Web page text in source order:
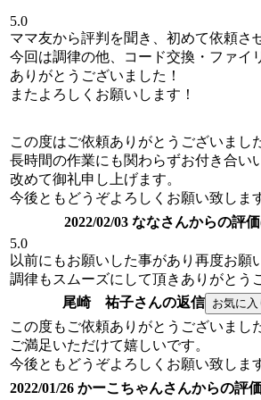
5.0
ママ友から評判を聞き、初めて依頼さ
今回は調律の他、コード交換・ファイ
ありがとうございました！
またよろしくお願いします！
この度はご依頼ありがとうございまし
長時間の作業にも関わらずお付き合い
改めて御礼申し上げます。
今後ともどうぞよろしくお願い致しま
2022/02/03 ななさんからの評
5.0
以前にもお願いした事があり再度お願
調律もスムーズにして頂きありがとう
尾崎 祐子さんの返信
この度もご依頼ありがとうございまし
ご満足いただけて嬉しいです。
今後ともどうぞよろしくお願い致しま
2022/01/26 かーこちゃんさんからの評